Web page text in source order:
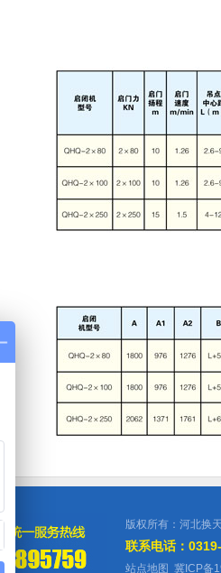
版权所有：河北换
联系电话：
站点地图 冀ICP备